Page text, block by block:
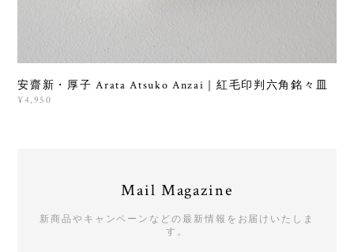
安齋新・厚子 Arata Atsuko Anzai｜紅毛印判六角銘々皿
¥4,950
Mail Magazine
新商品やキャンペーンなどの最新情報をお届けいたしま
す。